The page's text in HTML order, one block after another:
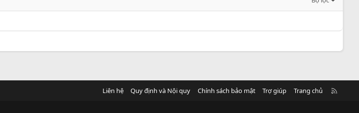
Liên hệ Quy định và Nội quy Chính sách bảo mật Trợ giúp Trang chủ